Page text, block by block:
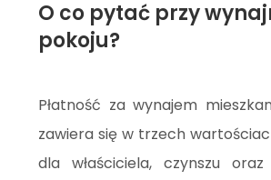
O co pytać przy
pokoju?
Płatność za wynajem
zawiera się w trzech
dla właściciela, czynszu